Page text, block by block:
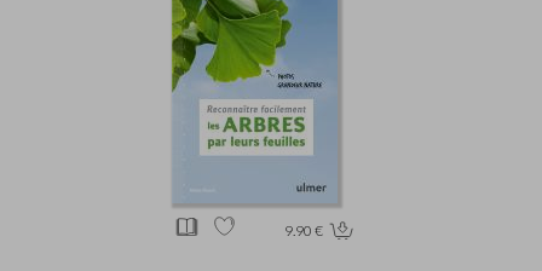
9.90 €